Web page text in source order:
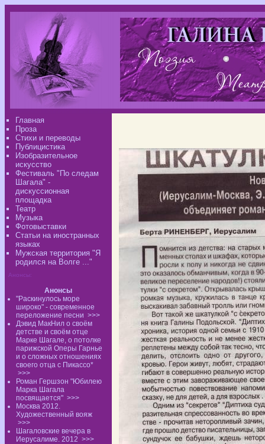
Главная
Проза
Стихи и переводы
Публицистика
Изобразительное
искусство
Фестиваль "По следам
Шагала" -
дискуссионная
площадка
Театр
Музыка
Фотовыставки
Статьи на иностранных
языках
Мужская территория "Я
родился на Волге ..."
Анонсы:
Анонсы
"Раскинулось море
широко" - современное
переложение песни >>>
Дэвид МакНил о своём
детстве и своём отце
Марке Шагале, о потолке
парижской Оперы Гарнье
и о сложных отношениях
своего отца с Пикассо*
>>>
Роман Гершзон "Юбилею
Марка Шагала
посвящается" >>>
Москва 2012.
Художественный вояж
>>>
Шагаловские вечера в
Иерусалиме. 2012 >>>